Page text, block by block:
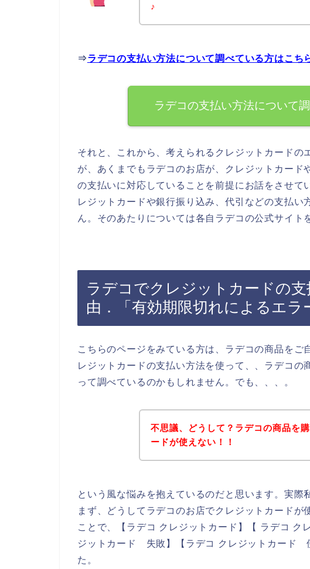
♪
⇒ラデコの支払い方法について調べている方はこち
ラデコの支払い方法について
それと、これから、考えられるクレジットカードの
が、あくまでもラデコのお店が、クレジットカード
の支払いに対応していることを前提にお話をさせて
レジットカードや銀行振り込み、代引などの支払い
ん。そのあたりについては各自ラデコの公式サイト
ラデコでクレジットカードの
由．「有効期限切れによるエラ
こちらのページをみている方は、ラデコの商品をご
レジットカードの支払い方法を使って、、ラデコの
って調べているのかもしれません。でも、、、。
不思議、どうして？ラデコの商品を
ードが使えない！！
という風な悩みを抱えているのだと思います。実際
まず、どうしてラデコのお店でクレジットカードが
ことで、【ラデコ クレジットカード】【 ラデコ
ジットカード 失敗】【ラデコ クレジットカード
た。